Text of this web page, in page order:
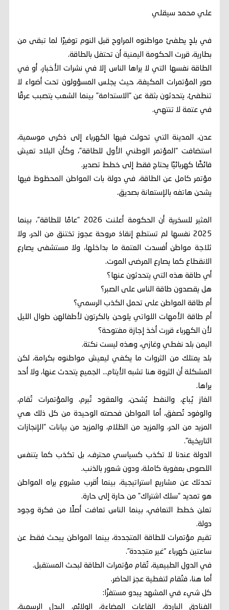
علي محمد سيقلي
في بلدٍ يطفئ مواطنوه المراوح قبل النوم توفيرًا لما تبقى من
بطارية، قررت الحكومة اليمنية أن تحتفل بالطاقة.
الطاقة نفسها التي لا يراها الناس إلا في نشرات الأخبار، أو في
صور المؤتمرات المكيفة، حيث يجلس المسؤولون تحت أضواء لا
تنطفئ، يتحدثون بثقة عن “الاستدامة” بينما الشعب يتصبب عرقًا
في عتمة لا تنتهي.
عدن، المدينة التي تحولت فيها الكهرباء إلى ذكرى موسمية،
استضافت “المؤتمر الوطني الأول للطاقة”، وكأن البلاد تعيش
فائضًا كهربائيًا يحتاج فقط إلى خطط تصدير.
مؤتمر كامل عن الطاقة، في دولة بات المواطن المحظوظ فيها
يشحن هاتفه بالإستعانة بصديق.
المثير للسخرية أن الحكومة أعلنت 2026 “عامًا للطاقة”، بينما
2025 نفسها لم تستطع إنقاذ مروحة عجوز تختنق من الحر، ولا
ثلاجة مواطن أفسدت العتمة ما بداخلها، ولا مستشفى يصارع
الانقطاع كما يصارع المرضى الموت.
أي طاقة هذه التي يتحدثون عنها؟
هل يقصدون طاقة الناس على الصبر؟
أم طاقة المواطن على تحمل الكذب الرسمي؟
أم طاقة الأمهات اللواتي يلوحن بالكرتون لأطفالهن طوال الليل
لأن الكهرباء قررت أخذ إجازة مفتوحة؟
اليمن بلد نفطي وغازي، وهذه ليست نكتة.
بلد يمتلك من الثروات ما يكفي ليعيش مواطنوه بكرامة، لكن
المشكلة أن الثروة هنا تشبه الأيتام… الجميع يتحدث عنها، ولا أحد
يراها.
الغاز يُباع، والنفط يُشحن، والعقود تُبرم، والمؤتمرات تُقام،
والوفود تُصفق، أما المواطن فحصته الوحيدة من كل ذلك هي
المزيد من الحر، والمزيد من الظلام، والمزيد من بيانات “الإنجازات
التاريخية”.
الدولة عندنا لا تكذب كسياسي محترف، بل تكذب كما يتنفس
اللصوص بعفوية كاملة، ودون شعور بالذنب.
تحدثك عن مشاريع استراتيجية، بينما أقرب مشروع يراه المواطن
هو تمديد “سلك اشتراك” من حارة إلى حارة.
تعلن خطط التعافي، بينما الناس تعافت أصلًا من فكرة وجود
دولة.
تقيم مؤتمرات للطاقة المتجددة، بينما المواطن يبحث فقط عن
ساعتين كهرباء “غير متجددة”.
في الدول الطبيعية، تُقام مؤتمرات الطاقة لبحث المستقبل.
أما هنا، فتُقام لتغطية عجز الحاضر.
كل شيء في المشهد يبدو مستفزًا:
الفنادق الباردة، القاعات المضاءة، الولائم، البدل الرسمية،